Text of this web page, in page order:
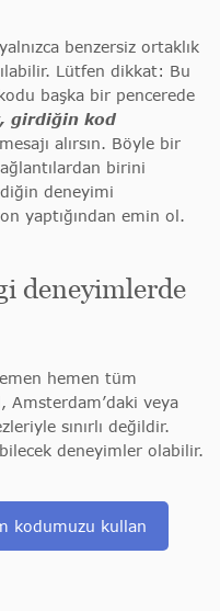
benzersiz ortaklık
Lütfen dikkat: Bu
başka bir pencerede
girdiğin kod
alırsın. Böyle bir
birini
deneyimi
yaptığından emin ol.
deneyimlerde
hemen tüm
Amsterdam’daki veya
sınırlı değildir.
deneyimler olabilir.
kodumuzu kullan